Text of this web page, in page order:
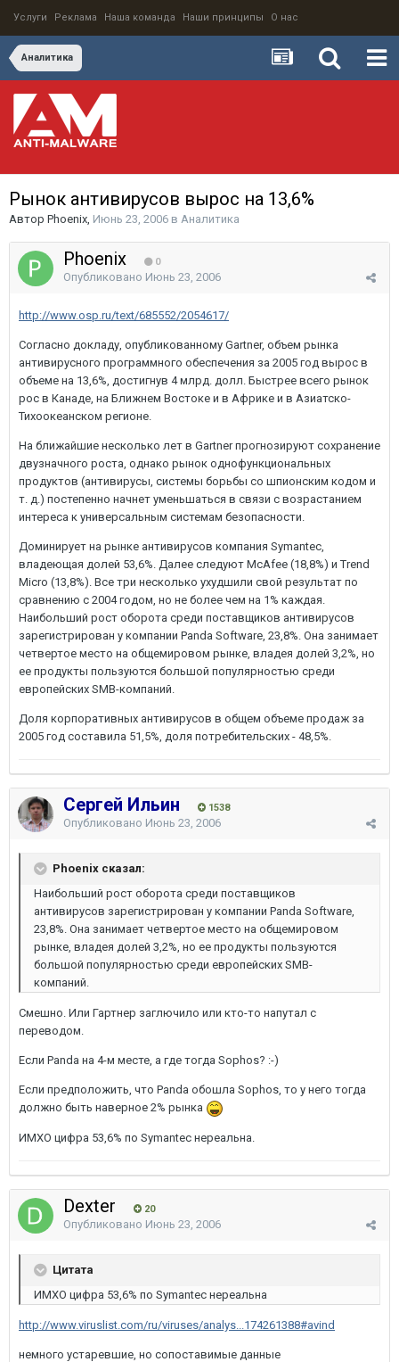
Услуги Реклама Наша команда Наши принципы О нас
Аналитика
Рынок антивирусов вырос на 13,6%
Автор Phoenix, Июнь 23, 2006 в Аналитика
Phoenix 0
Опубликовано Июнь 23, 2006
http://www.osp.ru/text/685552/2054617/
Согласно докладу, опубликованному Gartner, объем рынка
антивирусного программного обеспечения за 2005 год вырос в
объеме на 13,6%, достигнув 4 млрд. долл. Быстрее всего рынок
рос в Канаде, на Ближнем Востоке и в Африке и в Азиатско-
Тихоокеанском регионе.
На ближайшие несколько лет в Gartner прогнозируют сохранение
двузначного роста, однако рынок однофункциональных
продуктов (антивирусы, системы борьбы со шпионским кодом и
т. д.) постепенно начнет уменьшаться в связи с возрастанием
интереса к универсальным системам безопасности.
Доминирует на рынке антивирусов компания Symantec,
владеющая долей 53,6%. Далее следуют McAfee (18,8%) и Trend
Micro (13,8%). Все три несколько ухудшили свой результат по
сравнению с 2004 годом, но не более чем на 1% каждая.
Наибольший рост оборота среди поставщиков антивирусов
зарегистрирован у компании Panda Software, 23,8%. Она занимает
четвертое место на общемировом рынке, владея долей 3,2%, но
ее продукты пользуются большой популярностью среди
европейских SMB-компаний.
Доля корпоративных антивирусов в общем объеме продаж за
2005 год составила 51,5%, доля потребительских - 48,5%.
Сергей Ильин 1538
Опубликовано Июнь 23, 2006
Phoenix сказал:
Наибольший рост оборота среди поставщиков
антивирусов зарегистрирован у компании Panda Software,
23,8%. Она занимает четвертое место на общемировом
рынке, владея долей 3,2%, но ее продукты пользуются
большой популярностью среди европейских SMB-
компаний.
Смешно. Или Гартнер заглючило или кто-то напутал с
переводом.
Если Panda на 4-м месте, а где тогда Sophos? :-)
Если предположить, что Panda обошла Sophos, то у него тогда
должно быть наверное 2% рынка
ИМХО цифра 53,6% по Symantec нереальна.
Dexter 20
Опубликовано Июнь 23, 2006
Цитата
ИМХО цифра 53,6% по Symantec нереальна
http://www.viruslist.com/ru/viruses/analys...174261388#avind
немного устаревшие, но сопоставимые данные